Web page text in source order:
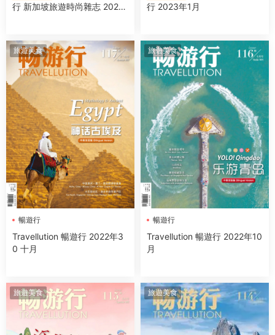
行 新加坡旅遊時尚雜志 2023
行 2023年1月
旅遊美食
暢遊行
Travellution 暢遊行 2022年3
0 十月
旅遊美食
暢遊行
Travellution 暢遊行 2022年10
月
旅遊美食 旅遊美食